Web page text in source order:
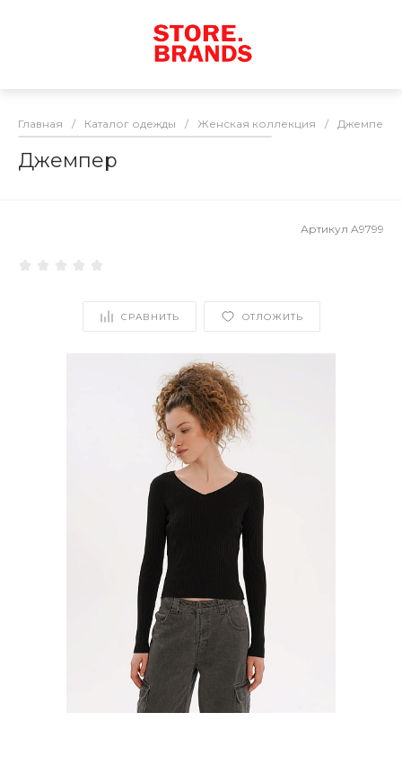
Главная / Каталог одежды / Женская коллекция / Джемперы
Джемпер
Артикул A9799
СРАВНИТЬ ОТЛОЖИТЬ